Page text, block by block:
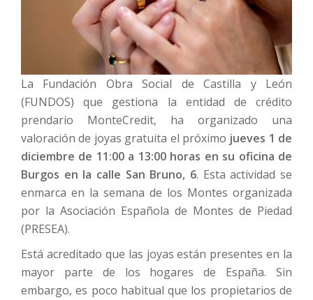
La Fundación Obra Social de Castilla y León
(FUNDOS) que gestiona la entidad de crédito
prendario MonteCredit, ha organizado una
valoración de joyas gratuita el próximo jueves 1 de
diciembre de 11:00 a 13:00 horas en su oficina de
Burgos en la calle San Bruno, 6. Esta actividad se
enmarca en la semana de los Montes organizada
por la Asociación Española de Montes de Piedad
(PRESEA).
Está acreditado que las joyas están presentes en la
mayor parte de los hogares de España. Sin
embargo, es poco habitual que los propietarios de